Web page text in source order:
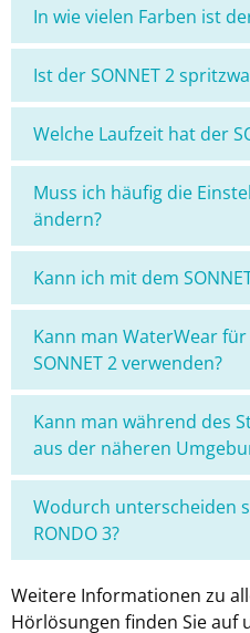
In wie vielen Farben ist
Ist der SONNET 2
Welche Laufzeit hat der
Muss ich häufig die
ändern?
Kann ich mit dem
Kann man WaterWear für
SONNET 2 verwenden?
Kann man während des
aus der näheren
Wodurch unterscheiden
RONDO 3?
Weitere Informationen zu
Hörlösungen finden Sie auf